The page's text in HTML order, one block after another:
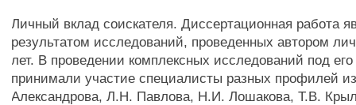
Личный вклад соискателя. Диссертационная работа
результатом исследований, проведенных автором
лет. В проведении комплексных исследований под
принимали участие специалисты разных профилей
Александрова, Л.Н. Павлова, Н.И. Лошакова, Т.В.